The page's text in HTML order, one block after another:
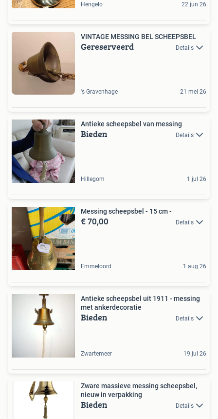
Hengelo 22 jun 26
VINTAGE MESSING BEL SCHEEPSBEL
Gereserveerd Details
's-Gravenhage 21 mei 26
Antieke scheepsbel van messing
Bieden Details
Hillegom 1 jul 26
Messing scheepsbel - 15 cm -
€ 70,00 Details
Emmeloord 1 aug 26
Antieke scheepsbel uit 1911 - messing
met ankerdecoratie
Bieden Details
Zwartemeer 19 jul 26
Zware massieve messing scheepsbel,
nieuw in verpakking
Bieden Details